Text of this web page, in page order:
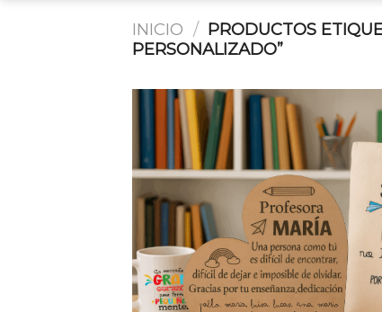
INICIO / PRODUCTOS
PERSONALIZADO”